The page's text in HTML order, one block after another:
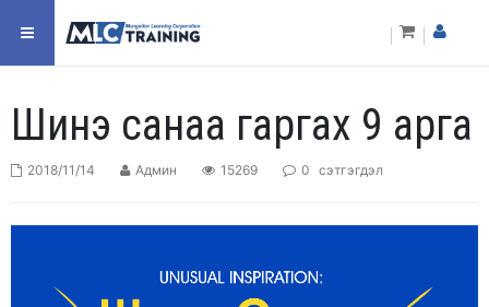
Шинэ санаа гаргах 9 арга
2018/11/14 Админ 15269 0 сэтгэгдэл